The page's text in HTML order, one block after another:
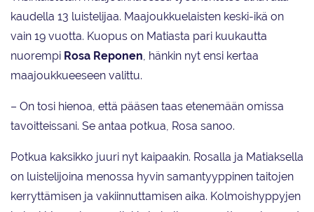
kaudella 13 luistelijaa. Maajoukkuelaisten keski-ikä on
vain 19 vuotta. Kuopus on Matiasta pari kuukautta
nuorempi Rosa Reponen , hänkin nyt ensi kertaa
maajoukkueeseen valittu.
– On tosi hienoa, että pääsen taas etenemään omissa
tavoitteissani. Se antaa potkua, Rosa sanoo.
Potkua kaksikko juuri nyt kaipaakin. Rosalla ja Matiaksella
on luistelijoina menossa hyvin samantyyppinen taitojen
kerryttämisen ja vakiinnuttamisen aika. Kolmoishyppyjen